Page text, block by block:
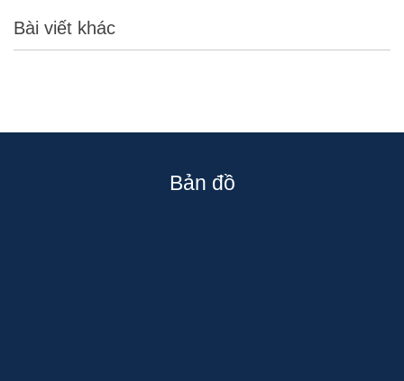
Bài viết khác
Bản đồ